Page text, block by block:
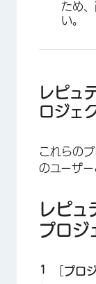
ため
い。
レピュ
ロジェ
これらの
のユーザー
レピ
プロジ
プロ